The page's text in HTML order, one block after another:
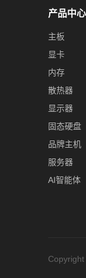
产品中心
主板
显卡
内存
散热器
显示器
固态硬盘
品牌主机
服务器
AI智能体